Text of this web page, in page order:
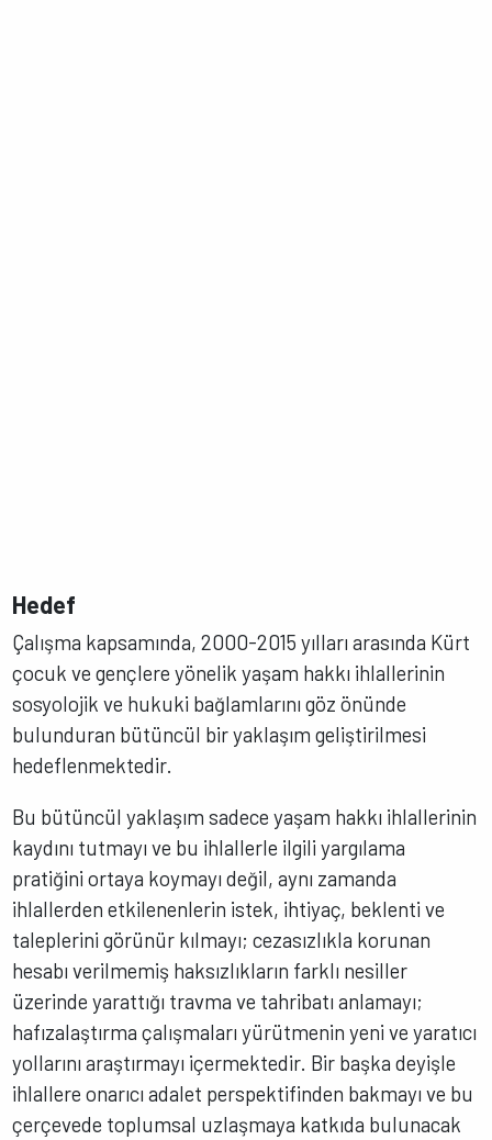
Hedef
Çalışma kapsamında, 2000-2015 yılları arasında Kürt
çocuk ve gençlere yönelik yaşam hakkı ihlallerinin
sosyolojik ve hukuki bağlamlarını göz önünde
bulunduran bütüncül bir yaklaşım geliştirilmesi
hedeflenmektedir.
Bu bütüncül yaklaşım sadece yaşam hakkı ihlallerinin
kaydını tutmayı ve bu ihlallerle ilgili yargılama
pratiğini ortaya koymayı değil, aynı zamanda
ihlallerden etkilenenlerin istek, ihtiyaç, beklenti ve
taleplerini görünür kılmayı; cezasızlıkla korunan
hesabı verilmemiş haksızlıkların farklı nesiller
üzerinde yarattığı travma ve tahribatı anlamayı;
hafızalaştırma çalışmaları yürütmenin yeni ve yaratıcı
yollarını araştırmayı içermektedir. Bir başka deyişle
ihlallere onarıcı adalet perspektifinden bakmayı ve bu
çerçevede toplumsal uzlaşmaya katkıda bulunacak